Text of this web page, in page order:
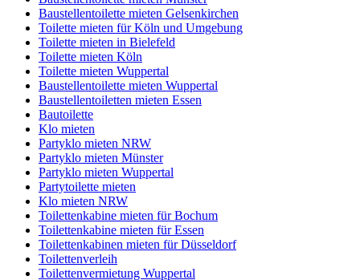
Baustellentoilette mieten Gelsenkirchen
Toilette mieten für Köln und Umgebung
Toilette mieten in Bielefeld
Toilette mieten Köln
Toilette mieten Wuppertal
Baustellentoilette mieten Wuppertal
Baustellentoiletten mieten Essen
Bautoilette
Klo mieten
Partyklo mieten NRW
Partyklo mieten Münster
Partyklo mieten Wuppertal
Partytoilette mieten
Klo mieten NRW
Toilettenkabine mieten für Bochum
Toilettenkabine mieten für Essen
Toilettenkabinen mieten für Düsseldorf
Toilettenverleih
Toilettenvermietung Wuppertal